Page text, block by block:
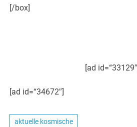
[/box]
[ad
[ad id=“34672″]
aktuelle kosmische